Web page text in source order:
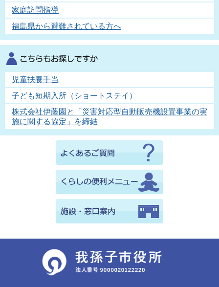
家庭訪問指導
福島県から避難されている方へ
児童扶養手当
子ども短期入所（ショートステイ）
株式会社伊藤園と「災害対応型自動販売機設置事業の実
施に関する協定」を締結